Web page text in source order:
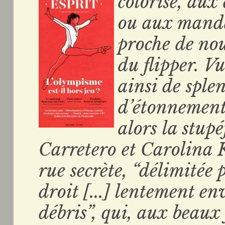
ou aux
proche de
du flipper.
ainsi de
alors la
Carretero et Carolina
rue secrète,
droit [...] lentement
débris”, qui, aux